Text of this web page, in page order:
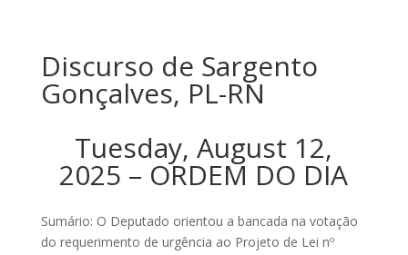
Discurso de Sargento
Gonçalves, PL-RN
Tuesday, August 12,
2025 – ORDEM DO DIA
Sumário: O Deputado orientou a bancada na votação
do requerimento de urgência ao Projeto de Lei nº